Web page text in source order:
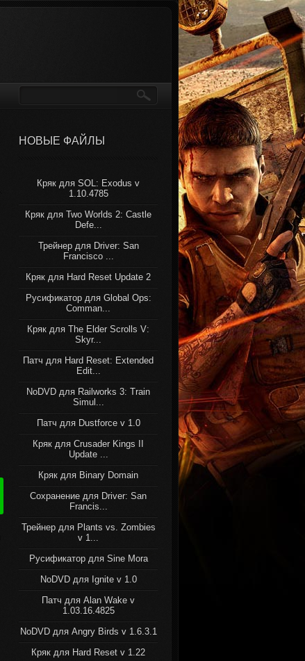
НОВЫЕ ФАЙЛЫ
Кряк для SOL: Exodus v
1.10.4785
Кряк для Two Worlds 2: Castle
Defe...
Трейнер для Driver: San
Francisco ...
Кряк для Hard Reset Update 2
Русификатор для Global Ops:
Comman...
Кряк для The Elder Scrolls V:
Skyr...
Патч для Hard Reset: Extended
Edit...
NoDVD для Railworks 3: Train
Simul...
Патч для Dustforce v 1.0
Кряк для Crusader Kings II
Update ...
Кряк для Binary Domain
Сохранение для Driver: San
Francis...
Трейнер для Plants vs. Zombies
v 1...
Русификатор для Sine Mora
NoDVD для Ignite v 1.0
Патч для Alan Wake v
1.03.16.4825
NoDVD для Angry Birds v 1.6.3.1
Кряк для Hard Reset v 1.22